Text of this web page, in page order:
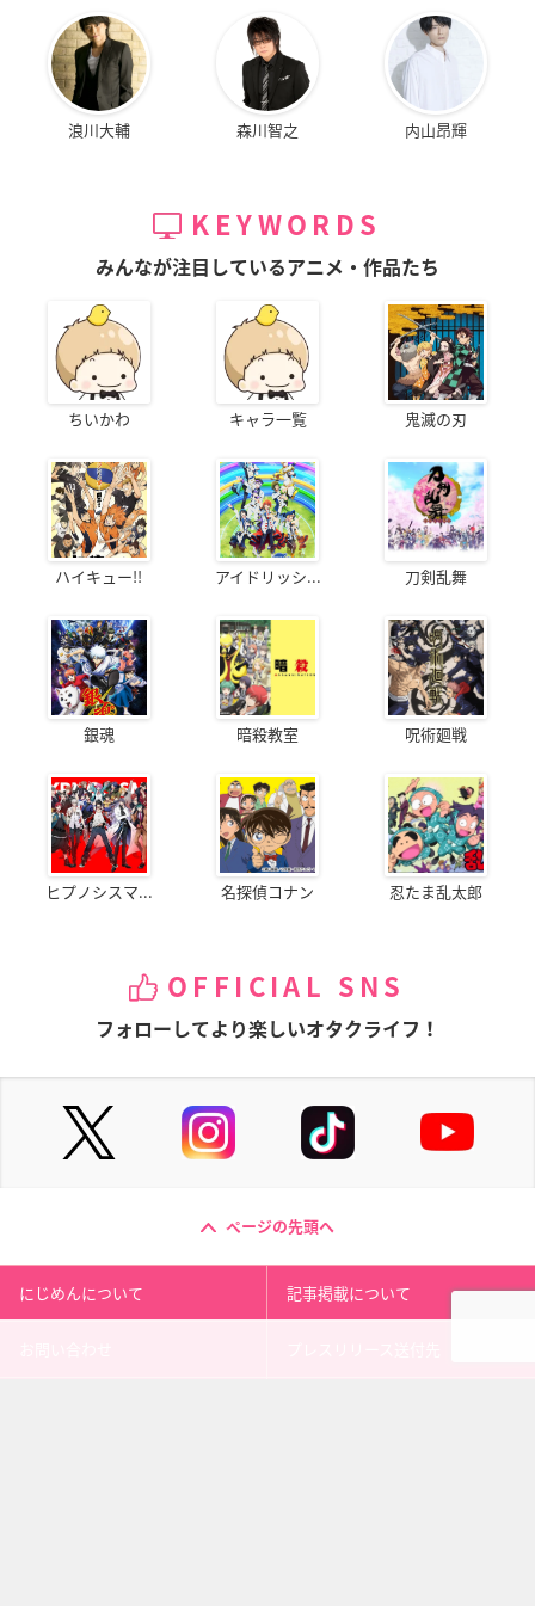
浪川大輔 森川智之 内山昂輝
KEYWORDS
みんなが注目しているアニメ・作品たち
ちいかわ キャラ一覧 鬼滅の刃
ハイキュー!! アイドリッシ... 刀剣乱舞
銀魂 暗殺教室 呪術廻戦
ヒプノシスマ... 名探偵コナン 忍たま乱太郎
OFFICIAL SNS
フォローしてより楽しいオタクライフ！
ページの先頭へ
にじめんについて 記事掲載について